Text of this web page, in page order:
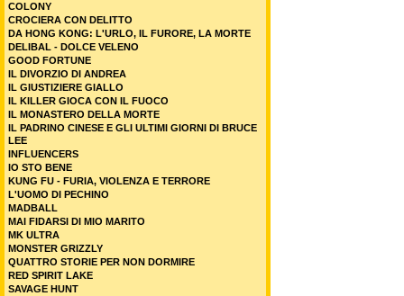
COLONY
CROCIERA CON DELITTO
DA HONG KONG: L'URLO, IL FURORE, LA MORTE
DELIBAL - DOLCE VELENO
GOOD FORTUNE
IL DIVORZIO DI ANDREA
IL GIUSTIZIERE GIALLO
IL KILLER GIOCA CON IL FUOCO
IL MONASTERO DELLA MORTE
IL PADRINO CINESE E GLI ULTIMI GIORNI DI BRUCE
LEE
INFLUENCERS
IO STO BENE
KUNG FU - FURIA, VIOLENZA E TERRORE
L'UOMO DI PECHINO
MADBALL
MAI FIDARSI DI MIO MARITO
MK ULTRA
MONSTER GRIZZLY
QUATTRO STORIE PER NON DORMIRE
RED SPIRIT LAKE
SAVAGE HUNT